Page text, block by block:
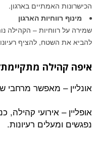
הכישרונות האמתיים בארגון.
מינוף רווחיות הארגון
שמירה על רווחיות – הקהילה
להביא את השטח, להציף
איפה קהילה
אונליין – מאפשר מרחבי
אופליין – אירועי
נפגשים ומעלים רעיונות.